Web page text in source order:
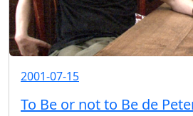
2001-07-15
To Be or not to Be de